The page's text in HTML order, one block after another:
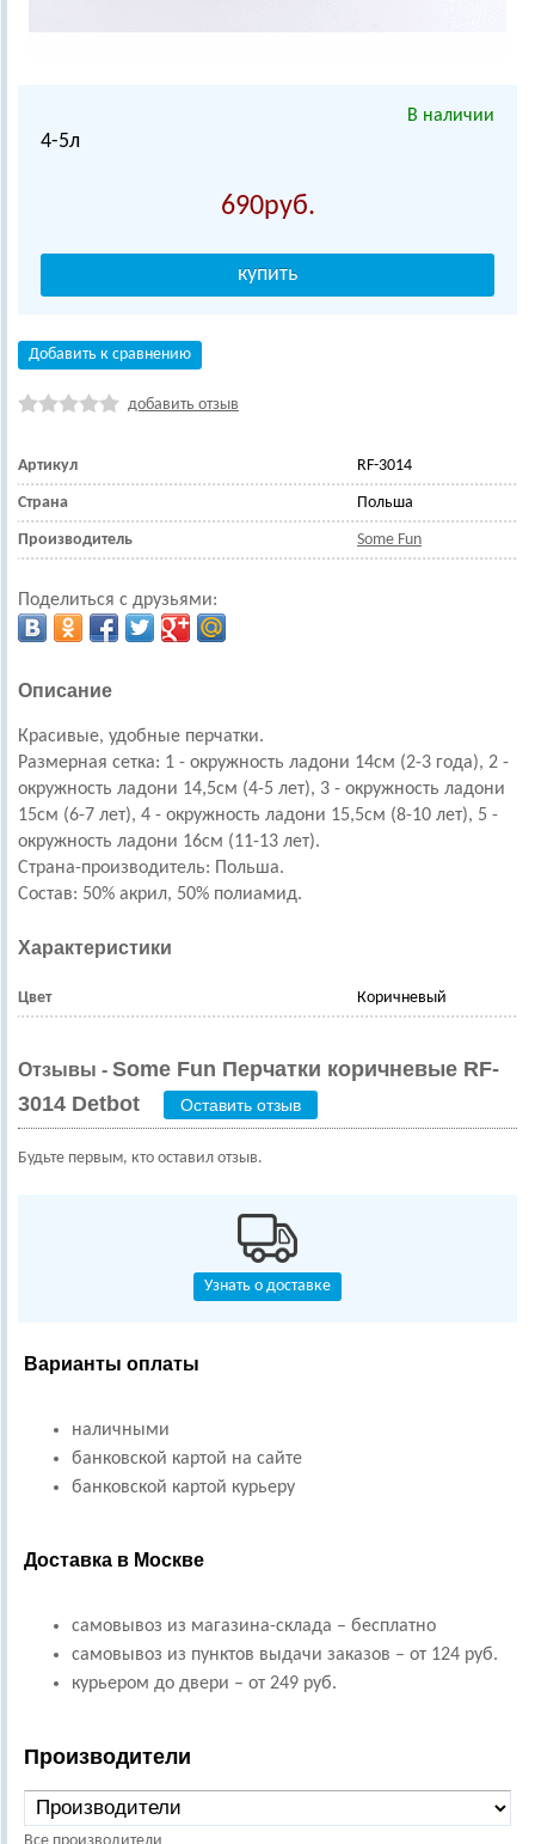
В наличии
4-5л
690
Добавить к сравнению
добавить отзыв
Артикул RF-3014
Страна Польша
Производитель Some Fun
Поделиться с друзьями:
Описание
Красивые, удобные перчатки.
Размерная сетка: 1 - окружность ладони 14см (2-3 года), 2 -
окружность ладони 14,5см (4-5 лет), 3 - окружность ладони
15см (6-7 лет), 4 - окружность ладони 15,5см (8-10 лет), 5 -
окружность ладони 16см (11-13 лет).
Страна-производитель: Польша.
Состав: 50% акрил, 50% полиамид.
Характеристики
Цвет Коричневый
Отзывы - Some Fun Перчатки коричневые RF-
3014 Detbot
Оставить отзыв
Будьте первым, кто оставил отзыв.
Узнать о доставке
Варианты оплаты
наличными
банковской картой на сайте
банковской картой курьеру
Доставка в Москве
самовывоз из магазина-склада – бесплатно
самовывоз из пунктов выдачи заказов – от 124 руб.
курьером до двери – от 249 руб.
Производители